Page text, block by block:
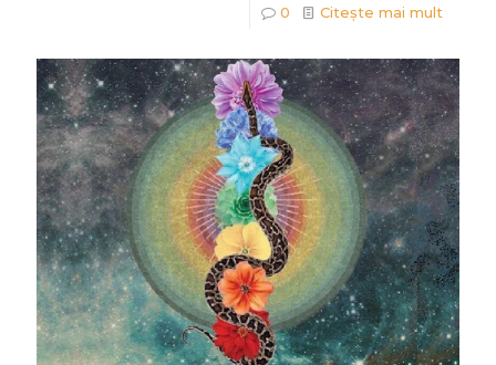
0 Citește mai mult